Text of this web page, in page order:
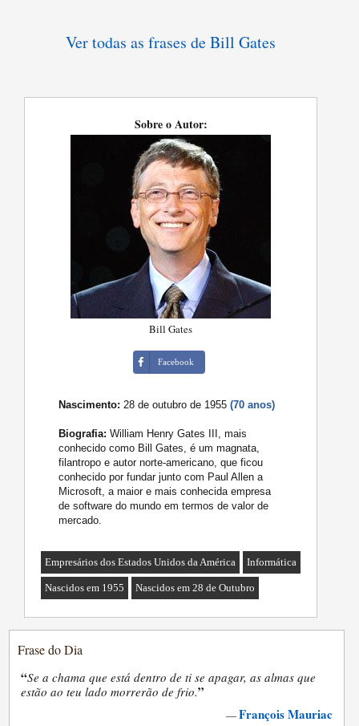
Ver todas as frases de Bill Gates
Sobre o Autor:
Bill Gates
Facebook
Nascimento: 28 de outubro de 1955(70 anos)
Biografia: William Henry Gates III, mais
conhecido como Bill Gates, é um magnata,
filantropo e autor norte-americano, que ficou
conhecido por fundar junto com Paul Allen a
Microsoft, a maior e mais conhecida empresa
de software do mundo em termos de valor de
mercado.
Empresários dos Estados Unidos da América Informática
Nascidos em 1955 Nascidos em 28 de Outubro
Frase do Dia
“Se a chama que está dentro de ti se apagar, as almas que
estão ao teu lado morrerão de frio.”
—François Mauriac